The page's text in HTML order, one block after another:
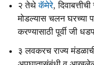
२ तेथेकॅमेरे,
मोडल्यास चलन घरच्या
करण्यासाठी पूर्वी जी
३ लवकरच राज्य